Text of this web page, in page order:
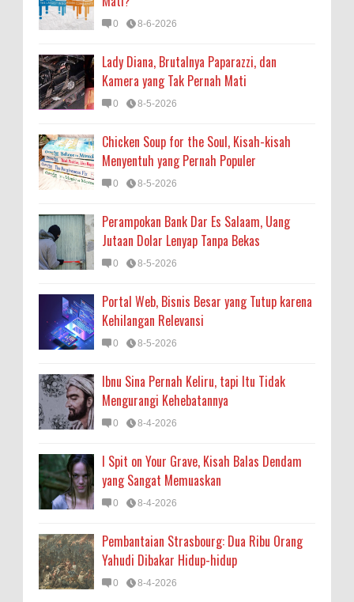
0 8-6-2026
Lady Diana, Brutalnya Paparazzi, dan
Kamera yang Tak Pernah Mati
0 8-5-2026
Chicken Soup for the Soul, Kisah-kisah
Menyentuh yang Pernah Populer
0 8-5-2026
Perampokan Bank Dar Es Salaam, Uang
Jutaan Dolar Lenyap Tanpa Bekas
0 8-5-2026
Portal Web, Bisnis Besar yang Tutup karena
Kehilangan Relevansi
0 8-5-2026
Ibnu Sina Pernah Keliru, tapi Itu Tidak
Mengurangi Kehebatannya
0 8-4-2026
I Spit on Your Grave, Kisah Balas Dendam
yang Sangat Memuaskan
0 8-4-2026
Pembantaian Strasbourg: Dua Ribu Orang
Yahudi Dibakar Hidup-hidup
0 8-4-2026